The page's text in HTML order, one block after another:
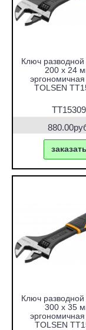
Ключ разводной
200 х 24
эргономичная
TOLSEN
TT15309
заказать
Ключ разводной
300 х 35
эргономичная
TOLSEN